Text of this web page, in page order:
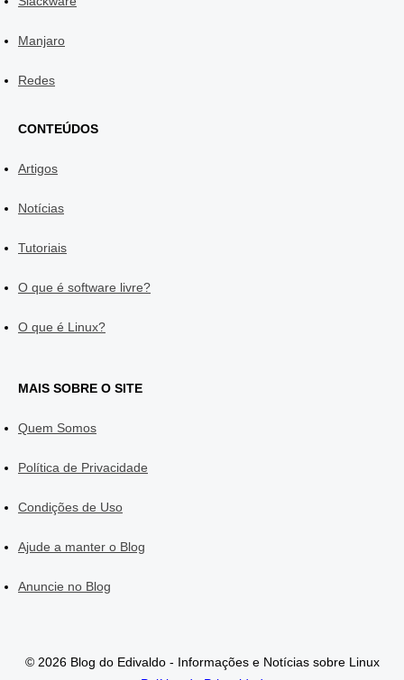
Manjaro
Redes
CONTEÚDOS
Artigos
Notícias
Tutoriais
O que é software livre?
O que é Linux?
MAIS SOBRE O SITE
Quem Somos
Política de Privacidade
Condições de Uso
Ajude a manter o Blog
Anuncie no Blog
© 2026 Blog do Edivaldo - Informações e Notícias sobre Linux